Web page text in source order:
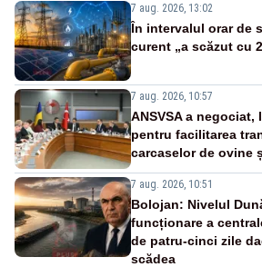
7 aug. 2026, 13:02
În intervalul orar de
curent „a scăzut cu
7 aug. 2026, 10:57
ANSVSA a negociat,
pentru facilitarea
carcaselor de ovine
7 aug. 2026, 10:51
Bolojan: Nivelul
funcționare a
de patru-cinci zile
scădea